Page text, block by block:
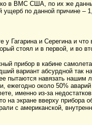
в ВМС США, по их же
по данной причине –
Гагарина и Серегина и
стоял и в первой, и во
прибор в кабине
вариант абсурдной так
пытаются навязать
ежегодно около 50%
именно из-за
на экране вверху
с американской,